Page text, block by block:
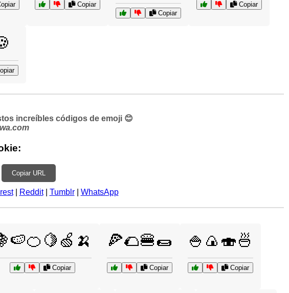
Copiar
Copiar
Copiar
increíbles códigos de emoji 😊
Copiar URL
| Reddit| Tumblr| WhatsApp
Copiar
🍕🌮🍔🌯
Copiar
🍚🍙🍣🍜
Copiar